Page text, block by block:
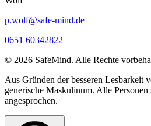
p.wolf@safe-mind.de
0651 60342822
© 2026 SafeMind. Alle Rechte
Aus Gründen der besseren Lesbarkeit
generische Maskulinum. Alle Personen
angesprochen.